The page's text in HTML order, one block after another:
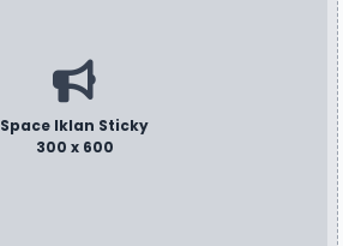
Space Iklan Sticky
300 x 600